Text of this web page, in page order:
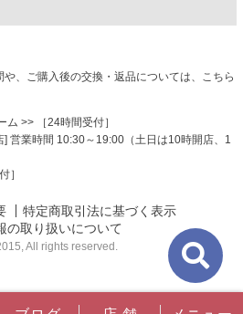
、ご購入後の交換・返品については、こちら
ム >> ［24時間受付］
営業時間 10:30～19:00（土日は10時開店、1
］
特定商取引法に基づく表示
の取り扱いについて
All rights reserved.